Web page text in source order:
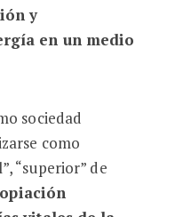
y
en un medio
sociedad
como
“superior” de